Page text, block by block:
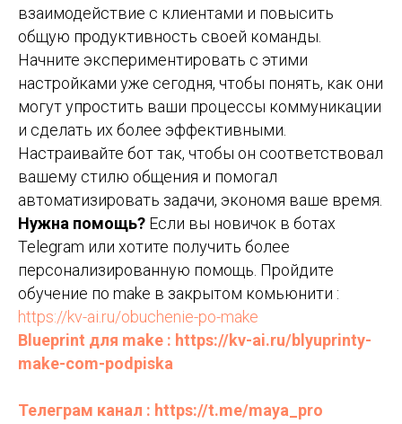
взаимодействие с клиентами и повысить
общую продуктивность своей команды.
Начните экспериментировать с этими
настройками уже сегодня, чтобы понять, как они
могут упростить ваши процессы коммуникации
и сделать их более эффективными.
Настраивайте бот так, чтобы он соответствовал
вашему стилю общения и помогал
автоматизировать задачи, экономя ваше время.
Нужна помощь? Если вы новичок в ботах
Telegram или хотите получить более
персонализированную помощь. Пройдите
обучение по make в закрытом комьюнити :
https://kv-ai.ru/obuchenie-po-make
Blueprint для make : https://kv-ai.ru/blyuprinty-
make-com-podpiska
Телеграм канал : https://t.me/maya_pro